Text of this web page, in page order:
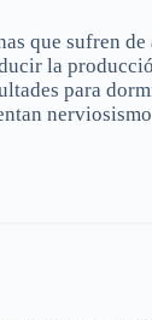
que sufren
la
para